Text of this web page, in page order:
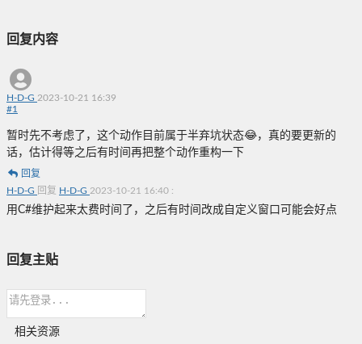
回复内容
H-D-G 2023-10-21 16:39
#1
暂时先不考虑了，这个动作目前属于半弃坑状态😂，真的要更新的
话，估计得等之后有时间再把整个动作重构一下
回复
H-D-G 回复 H-D-G 2023-10-21 16:40 :
用C#维护起来太费时间了，之后有时间改成自定义窗口可能会好点
回复主贴
相关资源